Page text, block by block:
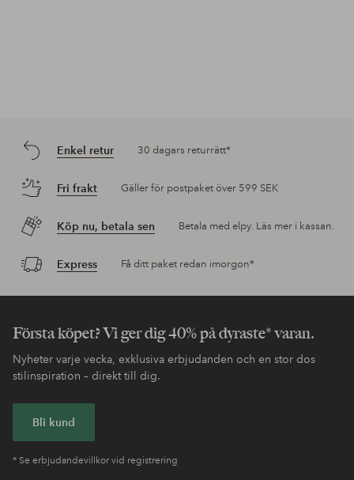
Enkel retur 30 dagars returrätt*
Fri frakt Gäller för postpaket över 599 SEK
Köp nu, betala sen Betala med elpy. Läs mer i kassan.
Express Få ditt paket redan imorgon*
Första köpet? Vi ger dig 40% på dyraste* varan.
Nyheter varje vecka, exklusiva erbjudanden och en stor dos
stilinspiration – direkt till dig.
Bli kund
* Se erbjudandevillkor vid registrering